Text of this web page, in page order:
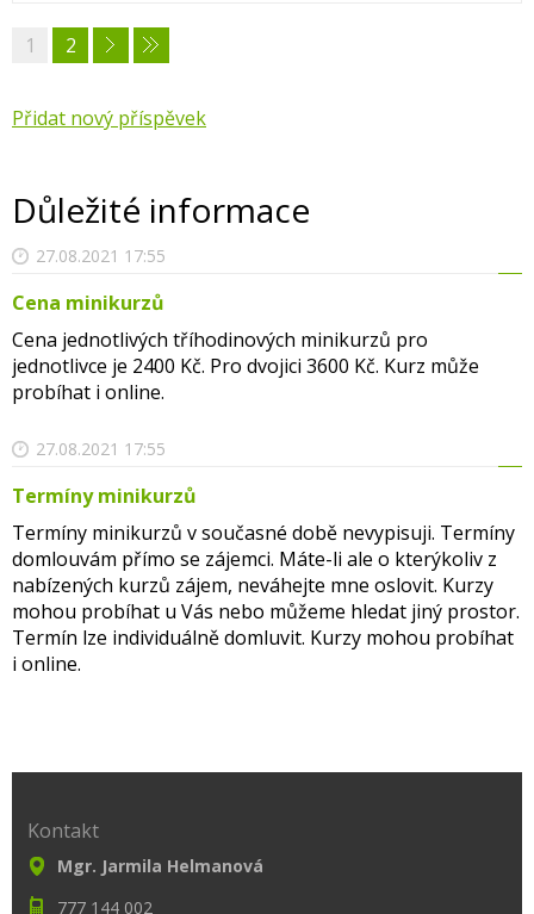
1 2
Přidat nový příspěvek
Důležité informace
27.08.2021 17:55
Cena minikurzů
Cena jednotlivých tříhodinových minikurzů pro
jednotlivce je 2400 Kč. Pro dvojici 3600 Kč. Kurz může
probíhat i online.
27.08.2021 17:55
Termíny minikurzů
Termíny minikurzů v současné době nevypisuji. Termíny
domlouvám přímo se zájemci. Máte-li ale o kterýkoliv z
nabízených kurzů zájem, neváhejte mne oslovit. Kurzy
mohou probíhat u Vás nebo můžeme hledat jiný prostor.
Termín lze individuálně domluvit. Kurzy mohou probíhat
i online.
Kontakt
Mgr. Jarmila Helmanová
777 144 002